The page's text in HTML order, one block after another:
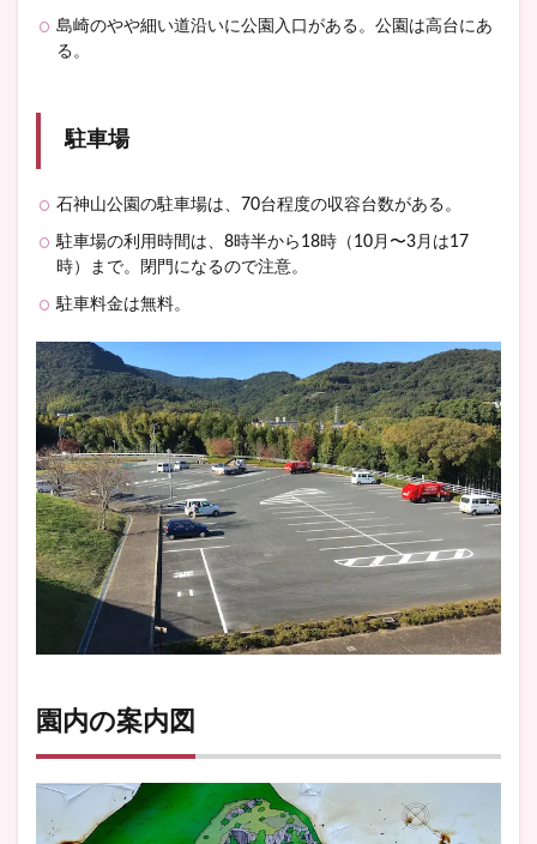
島崎のやや細い道沿いに公園入口がある。公園は高台にあ
る。
駐車場
石神山公園の駐車場は、70台程度の収容台数がある。
駐車場の利用時間は、8時半から18時（10月〜3月は17
時）まで。閉門になるので注意。
駐車料金は無料。
園内の案内図